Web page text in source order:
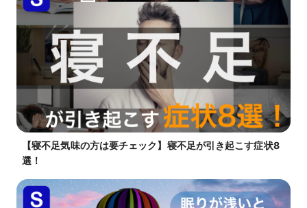
【寝不足気味の方は要チェック】寝不足が引き起こす症状8
選！